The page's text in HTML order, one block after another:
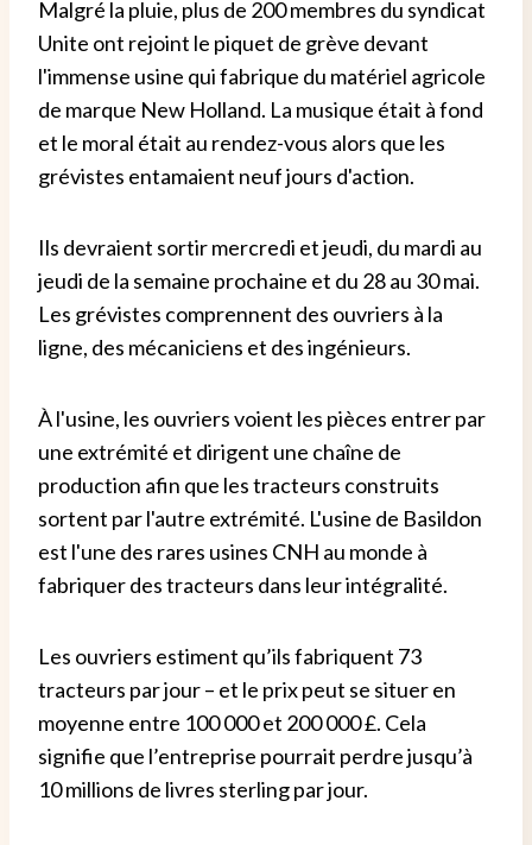
Malgré la pluie, plus de 200 membres du syndicat
Unite ont rejoint le piquet de grève devant
l'immense usine qui fabrique du matériel agricole
de marque New Holland. La musique était à fond
et le moral était au rendez-vous alors que les
grévistes entamaient neuf jours d'action.
Ils devraient sortir mercredi et jeudi, du mardi au
jeudi de la semaine prochaine et du 28 au 30 mai.
Les grévistes comprennent des ouvriers à la
ligne, des mécaniciens et des ingénieurs.
À l'usine, les ouvriers voient les pièces entrer par
une extrémité et dirigent une chaîne de
production afin que les tracteurs construits
sortent par l'autre extrémité. L'usine de Basildon
est l'une des rares usines CNH au monde à
fabriquer des tracteurs dans leur intégralité.
Les ouvriers estiment qu’ils fabriquent 73
tracteurs par jour – et le prix peut se situer en
moyenne entre 100 000 et 200 000 £. Cela
signifie que l’entreprise pourrait perdre jusqu’à
10 millions de livres sterling par jour.